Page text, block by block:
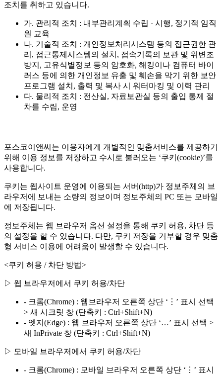
조치를 취하고 있습니다.
가. 관리적 조치 : 내부관리계획 수립 · 시행, 정기적 임직
원 교육
나. 기술적 조치 : 개인정보처리시스템 등의 접근권한 관
리, 접근통제시스템의 설치, 접속기록의 보관 및 위변조
방지, 고유식별정보 등의 암호화, 해킹이나 컴퓨터 바이
러스 등에 의한 개인정보 유출 및 훼손을 막기 위한 보안
프로그램 설치, 출력 및 복사 시 워터마킹 및 이력 관리
다. 물리적 조치 : 전산실, 자료보관실 등의 출입 통제 절
차를 수립, 운영
포스코이앤씨는 이용자에게 개별적인 맞춤서비스를 제공하기
위해 이용 정보를 저장하고 수시로 불러오는 ‘쿠키(cookie)’를
사용합니다.
쿠키는 웹사이트 운영에 이용되는 서버(http)가 정보주체의 브
라우저에 보내는 소량의 정보이며 정보주체의 PC 또는 모바일
에 저장됩니다.
정보주체는 웹 브라우저 옵션 설정을 통해 쿠키 허용, 차단 등
의 설정을 할 수 있습니다. 다만, 쿠키 저장을 거부할 경우 맞춤
형 서비스 이용에 어려움이 발생할 수 있습니다.
<쿠키 허용 / 차단 방법>
▷ 웹 브라우저에서 쿠키 허용/차단
- 크롬(Chrome) : 웹브라우저 오른쪽 상단 ‘⋮’ 표시 선택
> 새 시크릿 창 (단축키 : Ctrl+Shift+N)
- 엣지(Edge) : 웹 브라우저 오른쪽 상단 ‘…’ 표시 선택 >
새 InPrivate 창 (단축키 : Ctrl+Shift+N)
▷ 모바일 브라우저에서 쿠키 허용/차단
- 크롬(Chrome) : 모바일 브라우저 오른쪽 상단 ‘⋮’ 표시